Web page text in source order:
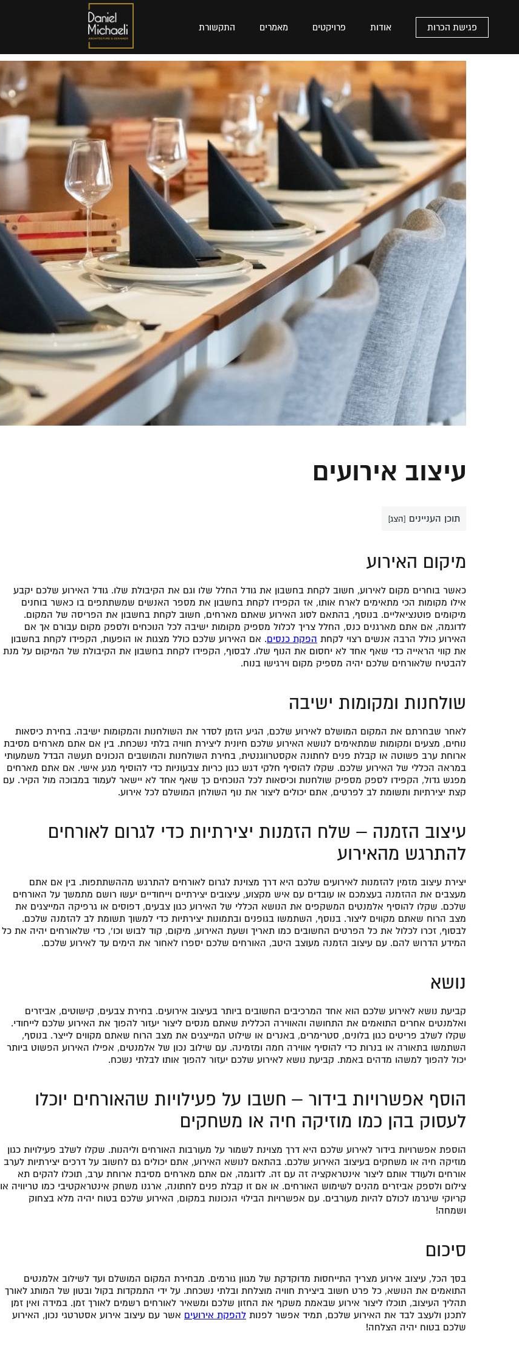
פגישת הכרות אודות פרויקטים מאמרים התקשורת
עיצוב אירועים
תוכן העניינים [הצג]
מיקום האירוע
כאשר בוחרים מקום לאירוע, חשוב לקחת בחשבון את גודל החלל שלו וגם את הקיבולת שלו. גודל האירוע שלכם יקבע
אילו מקומות הכי מתאימים לארח אותו, אז הקפידו לקחת בחשבון את מספר האנשים שמשתתפים בו כאשר בוחנים
מיקומים פוטנציאליים. בנוסף, בהתאם לסוג האירוע שאתם מארחים, חשוב לקחת בחשבון את הפריסה של המקום.
לדוגמה, אם אתם מארגנים כנס, החלל צריך לכלול מספיק מקומות ישיבה לכל הנוכחים ולספק מקום עבורם אך אם
האירוע כולל הרבה אנשים רצוי לקחת הפקת כנסים. אם האירוע שלכם כולל מצגות או הופעות, הקפידו לקחת בחשבון
את קווי הראייה כדי שאף אחד לא יחסום את הנוף שלו. לבסוף, הקפידו לקחת בחשבון את הקיבולת של המיקום על מנת
להבטיח שלאורחים שלכם יהיה מספיק מקום וירגישו בנוח.
שולחנות ומקומות ישיבה
לאחר שבחרתם את המקום המושלם לאירוע שלכם, הגיע הזמן לסדר את השולחנות והמקומות ישיבה. בחירת כיסאות
נוחים, מצעים ומקומות שמתאימים לנושא האירוע שלכם חיונית ליצירת חוויה בלתי נשכחת. בין אם אתם מארחים מסיבת
ארוחת ערב פשוטה או קבלת פנים לחתונה אקסטרווגנטית, בחירת השולחנות והמושבים הנכונים תעשה הבדל משמעותי
במראה הכללי של האירוע שלכם. שקלו להוסיף חלקי דגש כגון כריות צבעוניות כדי להוסיף מגע אישי. אם אתם מארחים
מפגש גדול, הקפידו לספק מספיק שולחנות וכיסאות לכל הנוכחים כך שאף אחד לא יישאר לעמוד במבוכה מול הקיר. עם
קצת יצירתיות ותשומת לב לפרטים, אתם יכולים ליצור את נוף השולחן המושלם לכל אירוע.
עיצוב הזמנה – שלח הזמנות יצירתיות כדי לגרום לאורחים
להתרגש מהאירוע
יצירת עיצוב מזמין להזמנות לאירועים שלכם היא דרך מצוינת לגרום לאורחים להתרגש מההשתתפות. בין אם אתם
מעצבים את ההזמנה בעצמכם או עובדים עם איש מקצוע, עיצובים יצירתיים וייחודיים יעשו רושם מתמשך על האורחים
שלכם. שקלו להוסיף אלמנטים המשקפים את הנושא הכללי של האירוע כגון צבעים, דפוסים או גרפיקה המייצגים את
מצב הרוח שאתם מקווים ליצור. בנוסף, השתמשו בגופנים ובתמונות יצירתיות כדי למשוך תשומת לב להזמנה שלכם.
לבסוף, זכרו לכלול את כל הפרטים החשובים כמו תאריך ושעת האירוע, מיקום, קוד לבוש וכו’, כדי שלאורחים יהיה את כל
המידע הדרוש להם. עם עיצוב הזמנה מעוצב היטב, האורחים שלכם יספרו לאחור את הימים עד לאירוע שלכם.
נושא
קביעת נושא לאירוע שלכם הוא אחד המרכיבים החשובים ביותר בעיצוב אירועים. בחירת צבעים, קישוטים, אביזרים
ואלמנטים אחרים התואמים את התחושה והאווירה הכללית שאתם מנסים ליצור יעזור להפוך את האירוע שלכם לייחודי.
שקלו לשלב פריטים כגון בלונים, סטרימרים, באנרים או שילוט המייצגים את מצב הרוח שאתם מקווים לייצר. בנוסף,
השתמשו בתאורה או בנרות כדי להוסיף אווירה חמה ומזמינה. עם שילוב נכון של אלמנטים, אפילו האירוע הפשוט ביותר
יכול להפוך למשהו מדהים באמת. קביעת נושא לאירוע שלכם יעזור להפוך אותו לבלתי נשכח.
הוסף אפשרויות בידור – חשבו על פעילויות שהאורחים יוכלו
לעסוק בהן כמו מוזיקה חיה או משחקים
הוספת אפשרויות בידור לאירוע שלכם היא דרך מצוינת לשמור על מעורבות האורחים וליהנות. שקלו לשלב פעילויות כגון
מוזיקה חיה או משחקים בעיצוב האירוע שלכם. בהתאם לנושא האירוע, אתם יכולים גם לחשוב על דרכים יצירתיות לערב
אורחים ולעודד אותם ליצור אינטראקציה זה עם זה. לדוגמה, אם אתם מארחים מסיבת ארוחת ערב, תוכלו להקים תא
צילום ולספק אביזרים מהנים לשימוש האורחים. או אם זו קבלת פנים לחתונה, ארגנו משחק אינטראקטיבי כמו טריוויה או
קריוקי שיגרמו לכולם להיות מעורבים. עם אפשרויות הבילוי הנכונות במקום, האירוע שלכם בטוח יהיה מלא בצחוק
ושמחה!
סיכום
בסך הכל, עיצוב אירוע מצריך התייחסות מדוקדקת של מגוון גורמים. מבחירת המקום המושלם ועד לשילוב אלמנטים
התואמים את הנושא, כל פרט חשוב ביצירת חוויה מוצלחת ובלתי נשכחת. על ידי התמקדות בקול ובטון של המותג לאורך
תהליך העיצוב, תוכלו ליצור אירוע שבאמת משקף את החזון שלכם ומשאיר לאורחים רשמים לאורך זמן. במידה ואין זמן
לתכנן ולעצב לבד את האירוע שלכם, תמיד אפשר לפנות להפקת אירועים אשר עם עיצוב אירוע אסטרטגי נכון, האירוע
שלכם בטוח יהיה הצלחה!